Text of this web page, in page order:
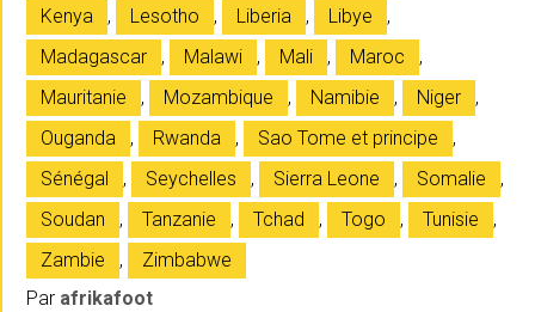
Kenya
, Lesotho , Liberia , Libye
,
Madagascar
, Malawi , Mali , Maroc
,
Mauritanie
, Mozambique , Namibie , Niger
,
Ouganda
, Rwanda , Sao Tome et principe
,
Sénégal
, Seychelles , Sierra Leone , Somalie
,
Soudan
, Tanzanie , Tchad , Togo , Tunisie
,
Zambie
,
Zimbabwe
Par afrikafoot